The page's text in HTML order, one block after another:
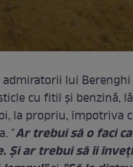
lui
cu fitil şi benzină,
la propriu, împotriva
"Ar trebui să o faci
Şi ar trebui să îi